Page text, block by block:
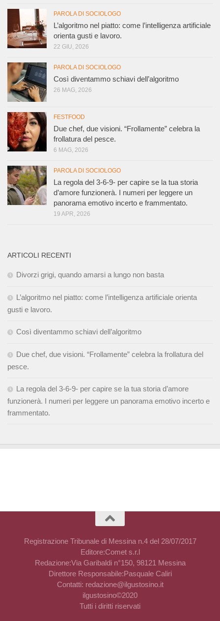
PAROLA DI SOCIOLOGO
L’algoritmo nel piatto: come l’intelligenza artificiale
orienta gusti e lavoro.
22 GIU, 2026
PAROLA DI SOCIOLOGO
Così diventammo schiavi dell’algoritmo
26 MAG, 2026
FESTFOOD
Due chef, due visioni. “Frollamente” celebra la
frollatura del pesce.
6 MAG, 2026
PAROLA DI SOCIOLOGO
La regola del 3-6-9- per capire se la tua storia
d’amore funzionerà. I numeri per leggere un
panorama emotivo incerto e frammentato.
19 APR, 2026
ARTICOLI RECENTI
Divorzi grigi, quando amarsi a lungo non basta
L’algoritmo nel piatto: come l’intelligenza artificiale orienta
gusti e lavoro.
Così diventammo schiavi dell’algoritmo
Due chef, due visioni. “Frollamente” celebra la frollatura del
pesce.
La regola del 3-6-9- per capire se la tua storia d’amore
funzionerà. I numeri per leggere un panorama emotivo incerto e
frammentato.
Registrazione Tribunale di Messina n.4 del 28/07/2017
Editore:Comet s.r.l
Redazione:Via Garibaldi n°150, 98121 Messina
Direttore Responsabile:Pasquale Caliri
Contatti: redazione@ilgustosino.it
ilgustosino©2020
Tutti i diritti riservati